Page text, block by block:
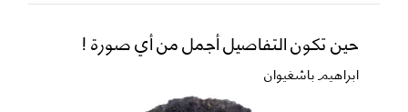
حين تكون التفاصيل أجمل من أي صورة !
ابراهيم باشغيوان